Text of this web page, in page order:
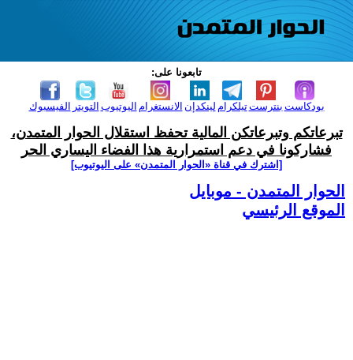
تابعونا على:
الفيسبوك التويتر اليوتيوب الانستغرام لينكدإن تيلكرامبنترست بودكاست
تبرعاتكم وتبرعاتكن المالية تحفظ استقلال الحوار المتمدن،
فشاركونا في دعم استمرارية هذا الفضاء اليساري الحر
[اشترك في قناة ‫«الحوار المتمدن» على اليوتيوب]
الحوار المتمدن - موبايل
الموقع الرئيسي